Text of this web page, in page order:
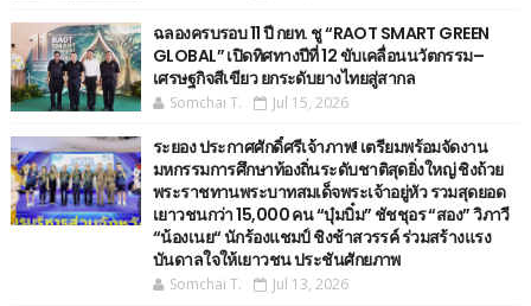
ฉลองครบรอบ 11 ปี กยท. ชู “RAOT SMART GREEN
GLOBAL” เปิดทิศทางปีที่ 12 ขับเคลื่อนนวัตกรรม–
เศรษฐกิจสีเขียว ยกระดับยางไทยสู่สากล
Somchai T. Jul 15, 2026
ระยอง ประกาศศักดิ์ศรีเจ้าภาพ! เตรียมพร้อมจัดงาน
มหกรรมการศึกษาท้องถิ่นระดับชาติสุดยิ่งใหญ่ ชิงถ้วย
พระราชทานพระบาทสมเด็จพระเจ้าอยู่หัว รวมสุดยอด
เยาวชนกว่า 15,000 คน “บุ๋มบิ๋ม” ชัชชุอร “สอง” วิภาวี
“น้องเนย“ นักร้องแชมป์ ชิงช้าสวรรค์ ร่วมสร้างแรง
บันดาลใจให้เยาวชน ประชันศักยภาพ
Somchai T. Jul 13, 2026